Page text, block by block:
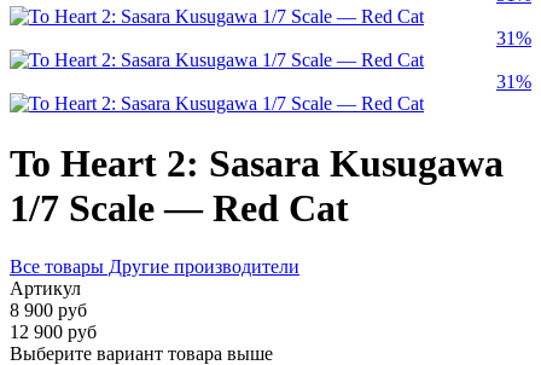
31%
31%
To Heart 2: Sasara Kusugawa
1/7 Scale — Red Cat
Все товары Другие производители
Артикул
8 900 руб
12 900 руб
Выберите вариант товара выше